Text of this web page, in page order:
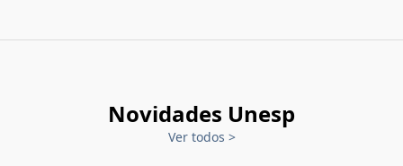
Novidades Unesp
Ver todos >